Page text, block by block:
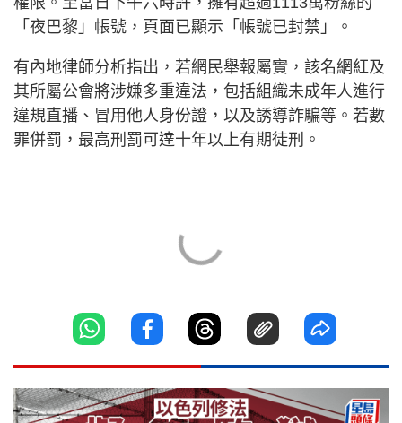
「夜巴黎」帳號，頁面已顯示「帳號已封禁」。
有內地律師分析指出，若網民舉報屬實，該名網紅及
其所屬公會將涉嫌多重違法，包括組織未成年人進行
違規直播、冒用他人身份證，以及誘導詐騙等。若數
罪併罰，最高刑罰可達十年以上有期徒刑。